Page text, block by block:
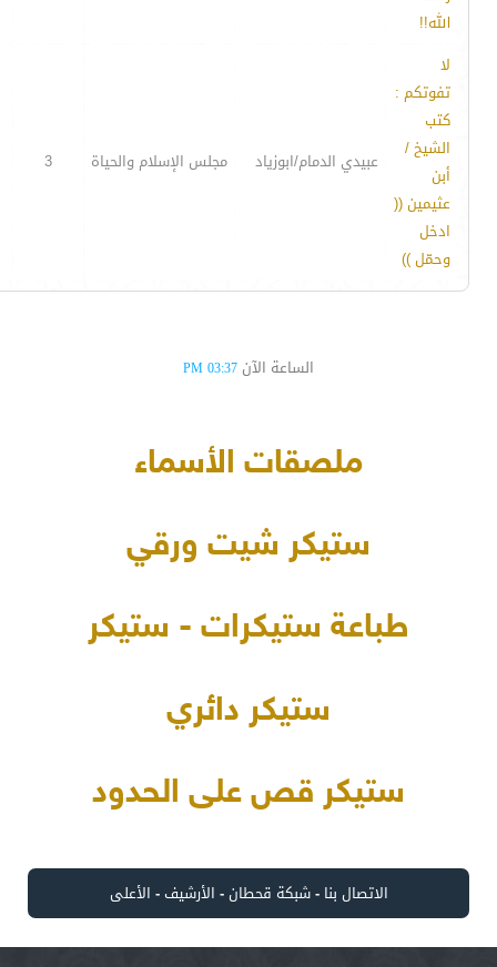
الله!!
لا
تفوتكم :
كتب
الشيخ /
أبن
عثيمين ((
ادخل
وحمّل ))
عبيدي الدمام/ابوزياد مجلس الإسلام والحياة 3
الساعة الآن 03:37 PM
ملصقات الأسماء
ستيكر شيت ورقي
طباعة ستيكرات - ستيكر
ستيكر دائري
ستيكر قص على الحدود
الاتصال بنا -شبكة قحطان- الأرشيف- الأعلى